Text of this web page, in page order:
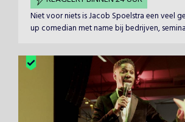
Niet voor niets is Jacob Spoelstra een veel
up comedian met name bij bedrijven,
'hilarisch en herkenbaar'. Een frisse kijk op
de dag of een analyse van het bedrijf was